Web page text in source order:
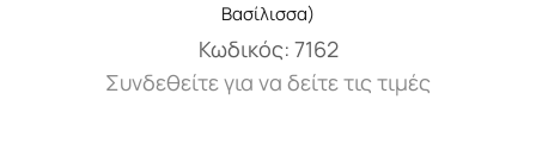
Βασίλισσα)
Κωδικός: 7162
Συνδεθείτε για να δείτε τις τιμές